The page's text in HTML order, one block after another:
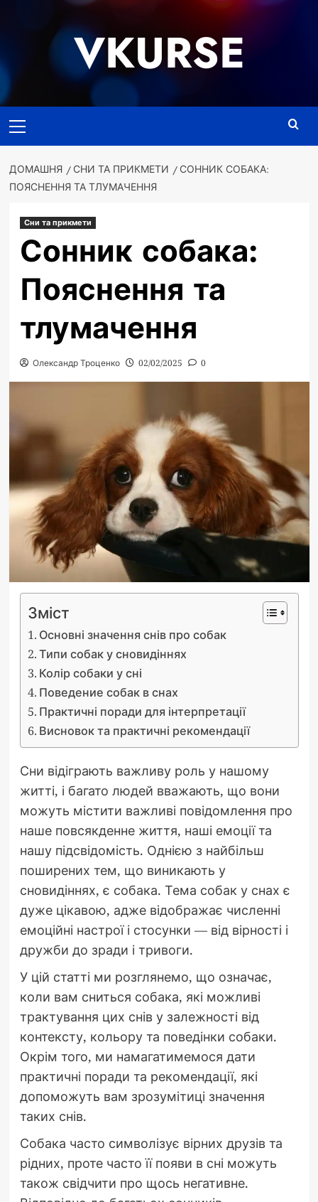
VKURSE
меню
ДОМАШНЯ СНИ ТА ПРИКМЕТИ
СОННИК СОБАКА:
ПОЯСНЕННЯ ТА ТЛУМАЧЕННЯ
Сни та прикмети
Сонник собака:
Пояснення та
тлумачення
Олександр Троценко 02/02/2025 0
Зміст
Основні значення снів про собак
Типи собак у сновидіннях
Колір собаки у сні
Поведение собак в снах
Практичні поради для інтерпретації
Висновок та практичні рекомендації
Сни відіграють важливу роль у нашому
житті, і багато людей вважають, що вони
можуть містити важливі повідомлення про
наше повсякденне життя, наші емоції та
нашу підсвідомість. Однією з найбільш
поширених тем, що виникають у
сновидіннях, є собака. Тема собак у снах є
дуже цікавою, адже відображає численні
емоційні настрої і стосунки — від вірності і
дружби до зради і тривоги.
У цій статті ми розглянемо, що означає,
коли вам сниться собака, які можливі
трактування цих снів у залежності від
контексту, кольору та поведінки собаки.
Окрім того, ми намагатимемося дати
практичні поради та рекомендації, які
допоможуть вам зрозумітиці значення
таких снів.
Собака часто символізує вірних друзів та
рідних, проте часто її появи в сні можуть
також свідчити про щось негативне.